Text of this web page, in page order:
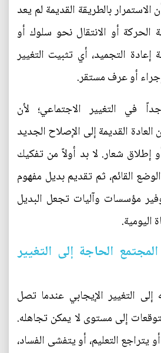
الاستمرار بالطريقة القديمة لم يعد
الحركة أو الانتقال نحو سلوك أو
التجميد، أي تثبيت التغيير
أو عرف مستقر.
في التغيير الاجتماعي؛ لأن
القديمة إلى الإصلاح الجديد
إطلاق شعار. لا بد أولاً من تفكيك
القائم، ثم تقديم بديل مفهوم
مؤسسات وآليات تجعل البديل
اليومية.
الحاجة إلى التغيير
التغيير الإيجابي عندما تصل
إلى مستوى لا يمكن تجاهله.
يتراجع التعليم، أو يتفشى الفساد،